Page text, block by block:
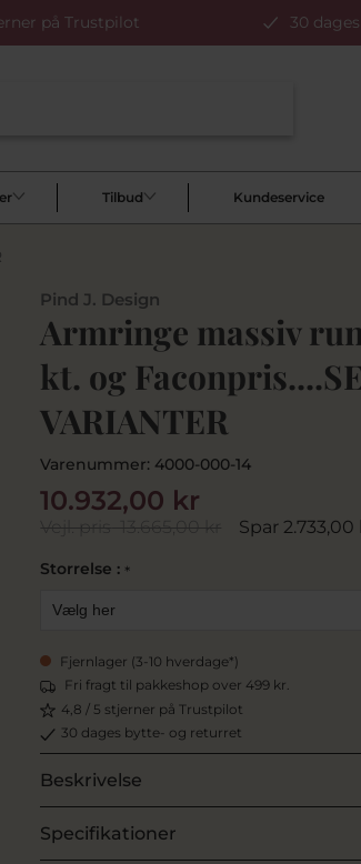
på Trustpilot 30
Tilbud Kundeservice
Pind J. Design
Armringe massiv
kt. og
VARIANTER
Varenummer: 4000-000-14
Vejl. pris13.665,00 kr Spar 2.733,00
10.932,00 kr
Storrelse : *
Fjernlager (3-10 hverdage*)
Fri fragt til pakkeshop over 499 kr.
4,8 / 5 stjerner på Trustpilot
30 dages bytte- og returret
Beskrivelse
Specifikationer